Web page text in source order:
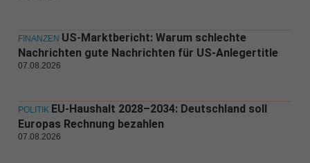
FINANZEN US-Marktbericht: Warum schlechte
Nachrichten gute Nachrichten für US-Anlegertitle
07.08.2026
POLITIK EU-Haushalt 2028–2034: Deutschland soll
Europas Rechnung bezahlen
07.08.2026